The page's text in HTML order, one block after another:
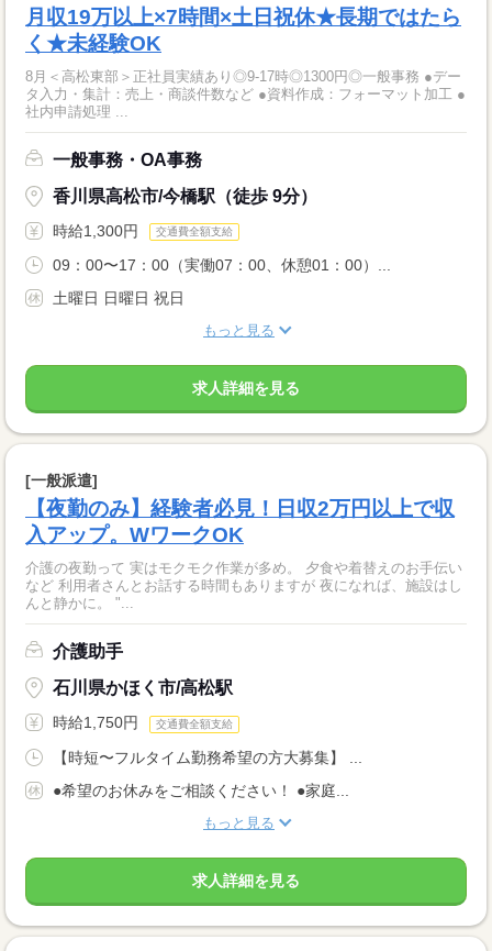
月収19万以上×7時間×土日祝休★長期ではたら
く★未経験OK
8月＜高松東部＞正社員実績あり◎9‐17時◎1300円◎一般事務 ●デー
タ入力・集計：売上・商談件数など ●資料作成：フォーマット加工 ●
社内申請処理 ...
一般事務・OA事務
香川県高松市/今橋駅（徒歩 9分）
時給1,300円 交通費全額支給
09：00〜17：00（実働07：00、休憩01：00）...
土曜日 日曜日 祝日
もっと見る
求人詳細を見る
[一般派遣]
【夜勤のみ】経験者必見！日収2万円以上で収
入アップ。WワークOK
介護の夜勤って 実はモクモク作業が多め。 夕食や着替えのお手伝い
など 利用者さんとお話する時間もありますが 夜になれば、施設はし
んと静かに。 "...
介護助手
石川県かほく市/高松駅
時給1,750円 交通費全額支給
【時短〜フルタイム勤務希望の方大募集】 ...
●希望のお休みをご相談ください！ ●家庭...
もっと見る
求人詳細を見る